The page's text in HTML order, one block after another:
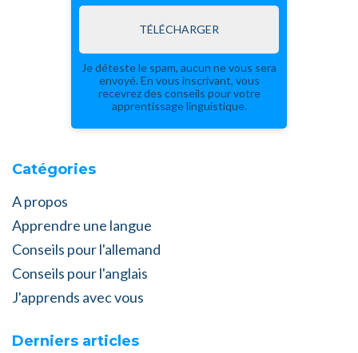
TÉLÉCHARGER
Je déteste le spam, aucun ne vous sera
envoyé. En vous inscrivant, vous
recevrez des conseils pour votre
apprentissage linguistique.
Catégories
A propos
Apprendre une langue
Conseils pour l'allemand
Conseils pour l'anglais
J'apprends avec vous
Derniers articles